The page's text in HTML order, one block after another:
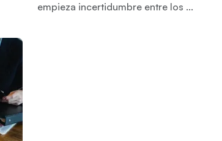
empieza incertidumbre entre los ...